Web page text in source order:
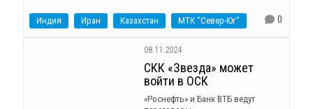
Индия Иран Казахстан МТК "Север-Юг" 0
08.11.2024
СКК «Звезда» может
войти в ОСК
«Роснефть» и Банк ВТБ ведут